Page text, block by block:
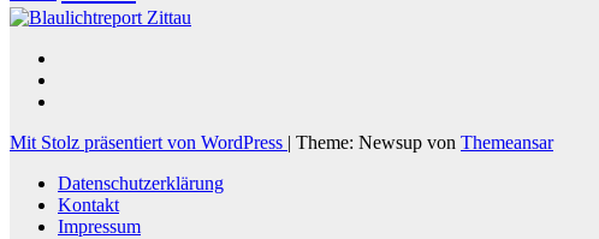
Mit Stolz präsentiert von WordPress | Theme: Newsup von Themeansar
Datenschutzerklärung
Kontakt
Impressum